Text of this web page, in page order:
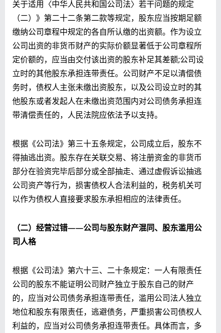
关于适用〈中华人民共和国公司法〉若干问题的规定
（二）》第二十二条第二款等规定，股东应当按期足额
缴纳公司章程中规定的各自所认缴的出资额。作为设立
公司出资的非货币财产的实际价额显著低于公司章程所
定价额的，应当由交付该出资的股东补足其差额;公司设
立时的其他股东承担连带责任。 公司财产不足以清偿债
务时，债权人主张未缴出资股东，以及公司设立时的其
他股东或者发起人在未缴出资范围内对公司债务承担连
带清偿责任的，人民法院应依法予以支持。
根据《公司法》第三十五条规定，公司成立后，股东不
得抽逃出资。股东存在关联交易、将注册资金的非货币
部分在验资完毕后部分或全部抽走、通过虚假诉讼抽逃
公司资产等行为，损害债权人合法利益的，税务机关可
以作为债权人直接要求股东承担相应的法律责任。
（二）经营过错——公司与股东财产混同、股东滥用公
司人格
根据《公司法》第六十三、二十条规定：一人有限责任
公司的股东不能证明公司财产独立于股东自己的财产
的，应当对公司债务承担连带责任， 滥用公司法人独立
地位和股东有限责任，逃避债务，严重损害公司债权人
利益的，应当对公司债务承担连带责任。具体而言，多